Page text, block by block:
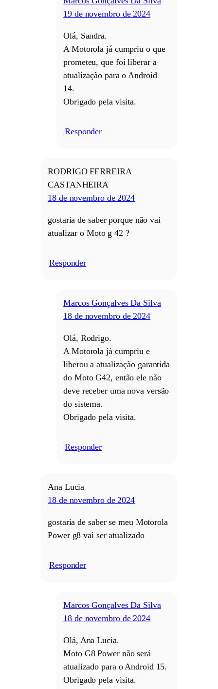
19 de novembro de 2024
Olá, Sandra.
A Motorola já cumpriu o que
prometeu, que foi liberar a
atualização para o Android
14.
Obrigado pela visita.
Responder
RODRIGO FERREIRA
CASTANHEIRA
18 de novembro de 2024
gostaria de saber porque não vai
atualizar o Moto g 42 ?
Responder
Marcos Gonçalves Da Silva
18 de novembro de 2024
Olá, Rodrigo.
A Motorola já cumpriu e
liberou a atualização garantida
do Moto G42, então ele não
deve receber uma nova versão
do sistema.
Obrigado pela visita.
Responder
Ana Lucia
18 de novembro de 2024
gostaria de saber se meu Motorola
Power g8 vai ser atualizado
Responder
Marcos Gonçalves Da Silva
18 de novembro de 2024
Olá, Ana Lucia.
Moto G8 Power não será
atualizado para o Android 15.
Obrigado pela visita.